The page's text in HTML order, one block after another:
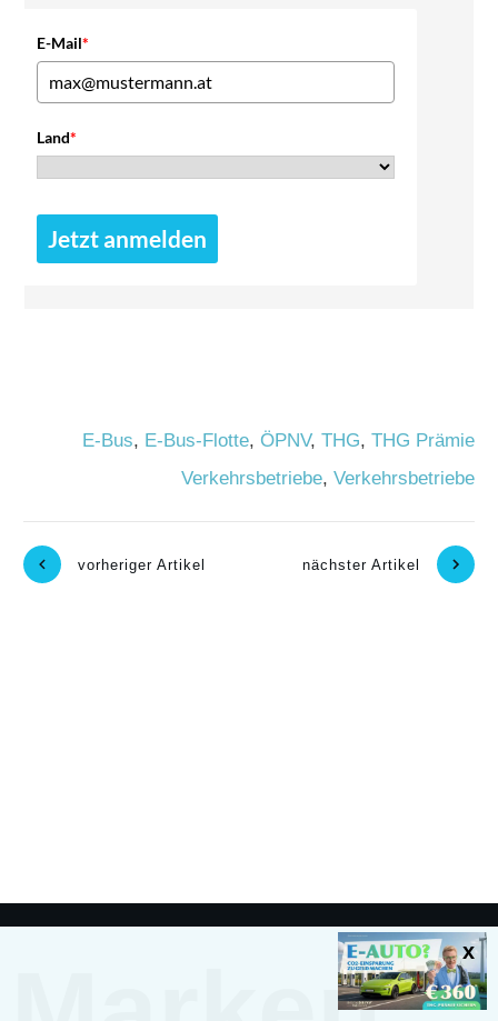
E-Mail*
Land*
Jetzt anmelden
E-Bus, E-Bus-Flotte, ÖPNV, THG, THG Prämie
Verkehrsbetriebe, Verkehrsbetriebe
vorheriger Artikel nächster Artikel